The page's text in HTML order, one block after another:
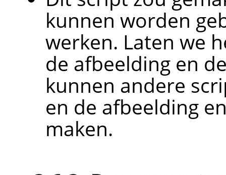
kunnen worden
werken. Laten we
de afbeelding en
kunnen andere
en de afbeelding
maken.